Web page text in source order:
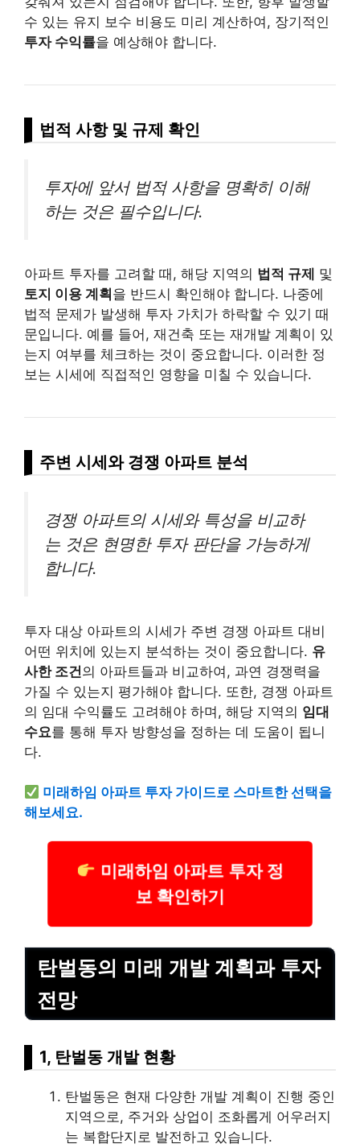
수 있는 유지 보수 비용도 미리 계산하여, 장기적인
투자 수익률을 예상해야 합니다.
법적 사항 및 규제 확인
투자에 앞서 법적 사항을 명확히 이해
하는 것은 필수입니다.
아파트 투자를 고려할 때, 해당 지역의 법적 규제 및
토지 이용 계획 을 반드시 확인해야 합니다. 나중에
법적 문제가 발생해 투자 가치가 하락할 수 있기 때
문입니다. 예를 들어, 재건축 또는 재개발 계획이 있
는지 여부를 체크하는 것이 중요합니다. 이러한 정
보는 시세에 직접적인 영향을 미칠 수 있습니다.
주변 시세와 경쟁 아파트 분석
경쟁 아파트의 시세와 특성을 비교하
는 것은 현명한 투자 판단을 가능하게
합니다.
투자 대상 아파트의 시세가 주변 경쟁 아파트 대비
어떤 위치에 있는지 분석하는 것이 중요합니다. 유
사한 조건의 아파트들과 비교하여, 과연 경쟁력을
가질 수 있는지 평가해야 합니다. 또한, 경쟁 아파트
의 임대 수익률도 고려해야 하며, 해당 지역의 임대
수요를 통해 투자 방향성을 정하는 데 도움이 됩니
다.
미래하임 아파트 투자 가이드로 스마트한 선택을
해보세요.
미래하임 아파트 투자 정
보 확인하기
탄벌동의 미래 개발 계획과 투자
전망
1, 탄벌동 개발 현황
탄벌동은 현재 다양한 개발 계획이 진행 중인
지역으로, 주거와 상업이 조화롭게 어우러지
는 복합단지로 발전하고 있습니다.